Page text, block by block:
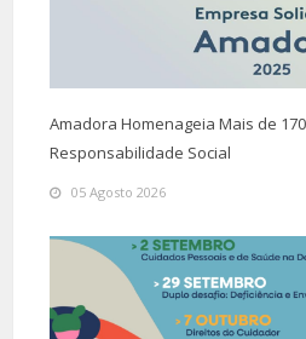
Amadora Homenageia Mais de
Responsabilidade Social
05 Agosto 2026